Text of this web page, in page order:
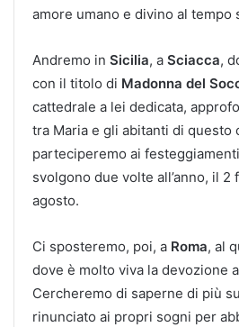
amore umano e divino al tempo
Andremo in Sicilia, a Sciacca,
con il titolo di Madonna del
cattedrale a lei dedicata,
tra Maria e gli abitanti di questo
parteciperemo ai
svolgono due volte all’anno, il 2
agosto.
Ci sposteremo, poi, a Roma, al
dove è molto viva la devozione a
Cercheremo di saperne di più
rinunciato ai propri sogni per